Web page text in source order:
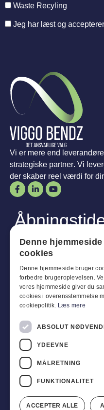
Waste Recyling
Jeg har læst og accepterer
Vi er mere end
strategiske partner. Vi
der skaber reel værdi for
Fredag: 07:30 -
Lør-Søn
Industriparken 42,
CVR: 17261436
Tlf: +45 4396 4122
E-mail:
Quicklinks
Persondatapolitik
Denne
cookies
Denne hjemmeside bruger
forbedre brugeroplevelsen.
vores hjemmeside giver du
cookies i overensstemmelse
cookiepolitik. Læs mere
ABSOLUT
YDEEVNE
MÅLRETNING
FUNKTIONALITET
ACCEPTER ALLE